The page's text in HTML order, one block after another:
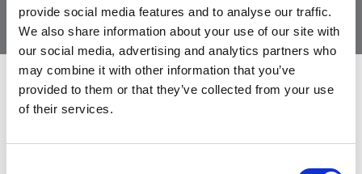
provide social media features and to analyse our traffic.
We also share information about your use of our site with
our social media, advertising and analytics partners who
may combine it with other information that you’ve
provided to them or that they’ve collected from your use
of their services.
LAISSER LES COMMENTAIRES